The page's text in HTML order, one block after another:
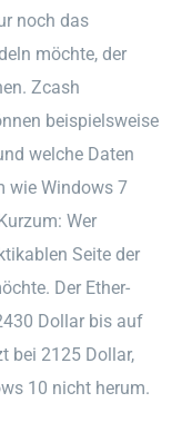
noch das
möchte, der
Zcash
beispielsweise
welche Daten
wie Windows 7
Wer
Seite der
Der Ether-
Dollar bis auf
bei 2125 Dollar,
10 nicht herum.